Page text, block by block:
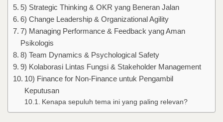
5) Strategic Thinking & OKR yang Beneran Jalan
6) Change Leadership & Organizational Agility
7) Managing Performance & Feedback yang Aman
Psikologis
8) Team Dynamics & Psychological Safety
9) Kolaborasi Lintas Fungsi & Stakeholder Management
10) Finance for Non-Finance untuk Pengambil
Keputusan
Kenapa sepuluh tema ini yang paling relevan?